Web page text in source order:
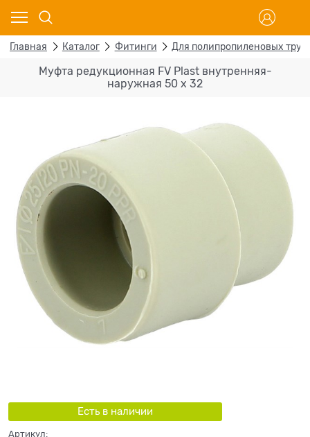
Главная Каталог Фитинги Для полипропиленовых труб
Муфта редукционная FV Plast внутренняя-
наружная 50 х 32
Есть в наличии
Артикул: